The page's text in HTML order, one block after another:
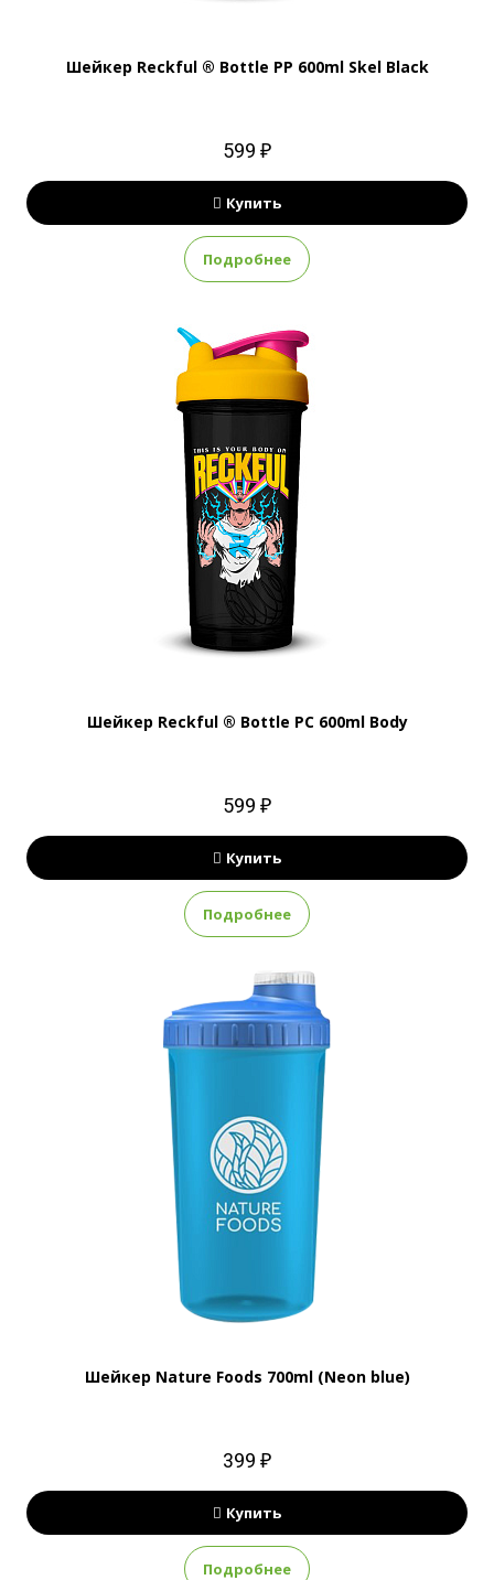
Шейкер Reckful ® Bottle PP 600ml Skel Black
599 ₽
Купить
Подробнее
Шейкер Reckful ® Bottle PC 600ml Body
599 ₽
Купить
Подробнее
Шейкер Nature Foods 700ml (Neon blue)
399 ₽
Купить
Подробнее